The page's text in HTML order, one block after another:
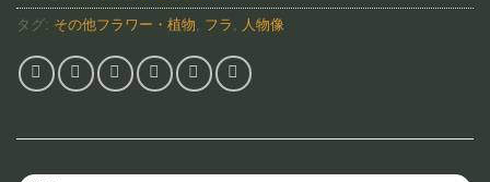
タグ: その他フラワー・植物 フラ 人物像